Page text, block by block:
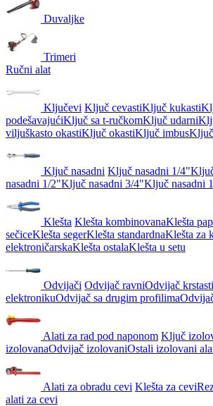
Duvaljke
Trimeri
Ručni alat
Ključevi Ključ cevastiKljuč kukasti
podešavajućiKljuč sa t-ručkomKljuč udarni
viljuškasto okastiKljuč okastiKljuč imbus
Ključ nasadni Ključ nasadni 1/4"
nasadni 1/2"Ključ nasadni 3/4"Ključ nasadni
Klešta Klešta kombinovanaKlešta
sečiceKlešta segerKlešta standardnaKlešta za
elektroničarskaKlešta ostalaKlešta u setu
Odvijači Odvijač ravniOdvijač krstasti
elektronikuOdvijač sa drugim profilima
Alati za rad pod naponom Ključ
izolovanaOdvijač izolovaniOstali izolovani
Alati za obradu cevi Klešta za cevi
alati za cevi